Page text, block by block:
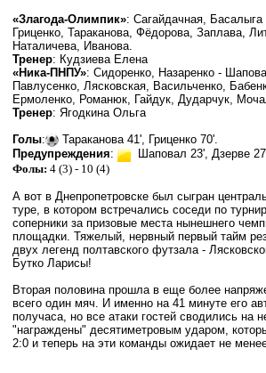
«Злагода-Олимпик»: Сагайдачная , Басалыга
Гриценко, Тараканова, Фёдорова, Заплава,
Наталичева, Иванова.
Тренер: Кудзиева Елена
«Ника-ПНПУ»: Сидоренко, Назаренко -
Павлусенко, Лясковская, Васильченко,
Ермоленко, Романюк, Гайдук, Дударчук,
Тренер: Ягодкина Ольга
Голы:
Тараканова 41', Гриценко 70'.
Предупреждения:
Шаповал 23', Дзерве
Фолы: 4 (3) - 10 (4)
А вот в Днепропетровске был сыгран
туре, в котором встречались соседи по
соперники за призовые места нынешнего
площадки. Тяжелый, нервный первый тайм
двух легенд полтавского футзала -
Бутко Ларисы!
Вторая половина прошла в еще более
всего один мяч. И именно на 41 минуте его
получаса, но все атаки гостей сводились на
"награждены" десятиметровым ударом,
2:0 и теперь на эти команды ожидает не